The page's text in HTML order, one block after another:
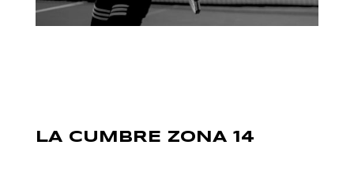
LA CUMBRE ZONA 14